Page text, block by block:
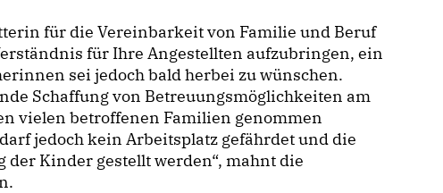
für die Vereinbarkeit von Familie und Beruf
für Ihre Angestellten aufzubringen, ein
sei jedoch bald herbei zu wünschen.
Schaffung von Betreuungsmöglichkeiten am
vielen betroffenen Familien genommen
jedoch kein Arbeitsplatz gefährdet und die
der Kinder gestellt werden“, mahnt die